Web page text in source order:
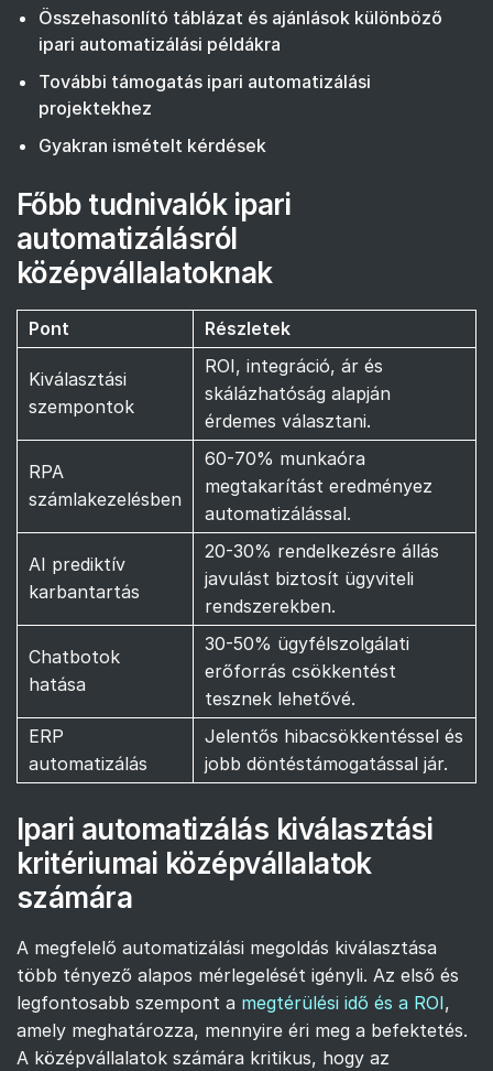
Összehasonlító táblázat és ajánlások különböző
ipari automatizálási példákra
További támogatás ipari automatizálási
projektekhez
Gyakran ismételt kérdések
Főbb tudnivalók ipari
automatizálásról
középvállalatoknak
Pont Részletek
Kiválasztási
szempontok
ROI, integráció, ár és
skálázhatóság alapján
érdemes választani.
RPA
számlakezelésben
60-70% munkaóra
megtakarítást eredményez
automatizálással.
AI prediktív
karbantartás
20-30% rendelkezésre állás
javulást biztosít ügyviteli
rendszerekben.
Chatbotok
hatása
30-50% ügyfélszolgálati
erőforrás csökkentést
tesznek lehetővé.
ERP
automatizálás
Jelentős hibacsökkentéssel és
jobb döntéstámogatással jár.
Ipari automatizálás kiválasztási
kritériumai középvállalatok
számára
A megfelelő automatizálási megoldás kiválasztása
több tényező alapos mérlegelését igényli. Az első és
legfontosabb szempont a megtérülési idő és a ROI,
amely meghatározza, mennyire éri meg a befektetés.
A középvállalatok számára kritikus, hogy az